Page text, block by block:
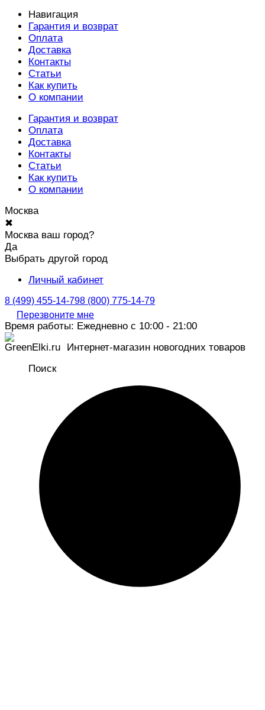
Навигация
Гарантия и возврат
Оплата
Доставка
Контакты
Статьи
Как купить
О компании
Гарантия и возврат
Оплата
Доставка
Контакты
Статьи
Как купить
О компании
Москва
✖
Москва ваш город?
Да
Выбрать другой город
Личный кабинет
8 (499) 455-14-798 (800) 775-14-79
Перезвоните мне
Время работы: Ежедневно с 10:00 - 21:00
Интернет-магазин новогодних товаров
Поиск